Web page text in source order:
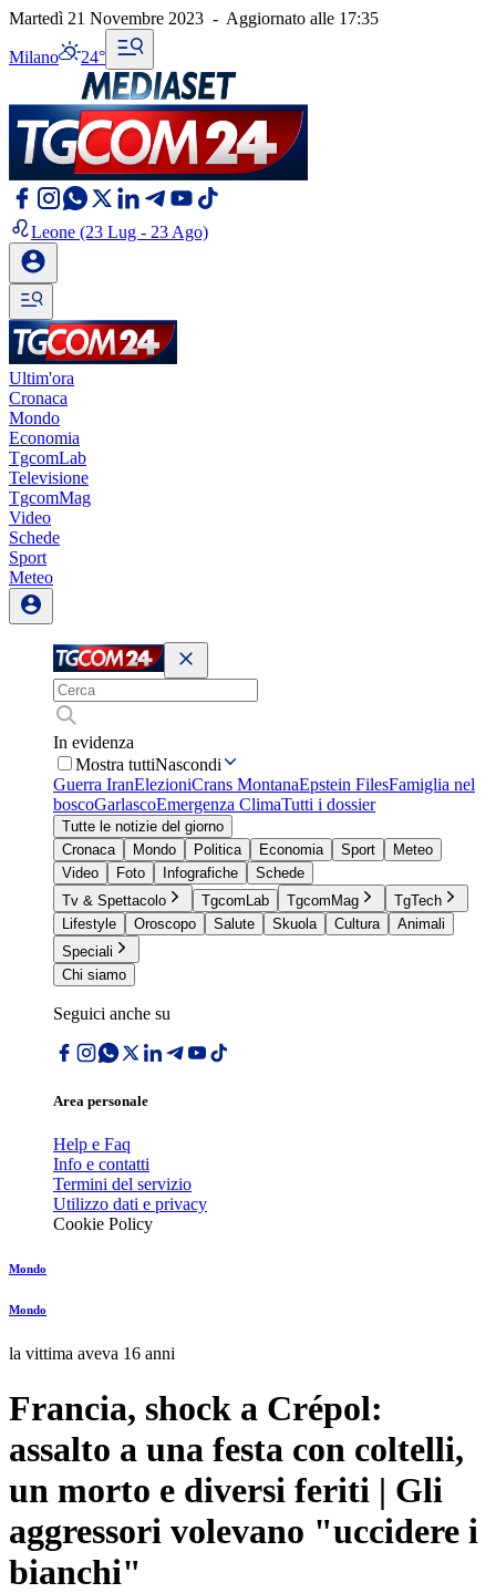
Martedì 21 Novembre 2023 - Aggiornato alle 17:35
Milano 24°
Leone (23 Lug - 23 Ago)
Ultim'ora
Cronaca
Mondo
Economia
TgcomLab
Televisione
TgcomMag
Video
Schede
Sport
Meteo
In evidenza
Mostra tuttiNascondi
Guerra IranElezioniCrans MontanaEpstein FilesFamiglia nel
boscoGarlascoEmergenza ClimaTutti i dossier
Tutte le notizie del giorno
Cronaca
Mondo Politica Economia Sport
Meteo
Video
Foto Infografiche
Schede
Tv & Spettacolo
TgcomLab TgcomMag
TgTech
Lifestyle
Oroscopo Salute Skuola Cultura
Animali
Speciali
Chi siamo
Seguici anche su
Area personale
Help e Faq
Info e contatti
Termini del servizio
Utilizzo dati e privacy
Cookie Policy
Mondo
Mondo
la vittima aveva 16 anni
Francia, shock a Crépol:
assalto a una festa con coltelli,
un morto e diversi feriti | Gli
aggressori volevano "uccidere i
bianchi"